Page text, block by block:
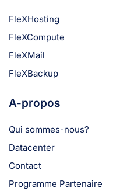
FleXHosting
FleXCompute
FleXMail
FleXBackup
A-propos
Qui sommes-nous?
Datacenter
Contact
Programme Partenaire